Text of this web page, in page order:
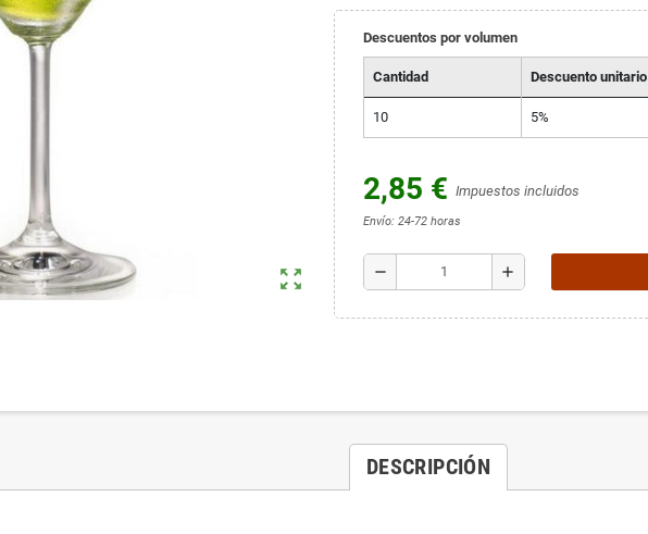
zoom_out_map
Descuentos por volumen
Cantidad Descuento unitario
10 5%
2,85 € Impuestos incluidos
Envío: 24-72 horas
remove add
DESCRIPCIÓN